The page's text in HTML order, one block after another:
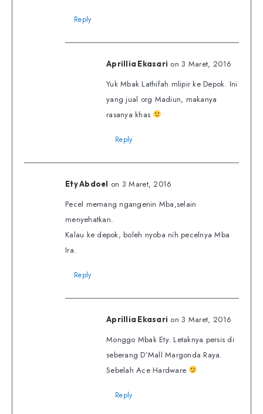
Reply
Aprillia Ekasari on 3 Maret, 2016
Yuk Mbak Lathifah mlipir ke Depok. Ini
yang jual org Madiun, makanya
rasanya khas
Reply
Ety Abdoel on 3 Maret, 2016
Pecel memang ngangenin Mba,selain
menyehatkan.
Kalau ke depok, boleh nyoba nih pecelnya Mba
Ira.
Reply
Aprillia Ekasari on 3 Maret, 2016
Monggo Mbak Ety. Letaknya persis di
seberang D’Mall Margonda Raya.
Sebelah Ace Hardware
Reply